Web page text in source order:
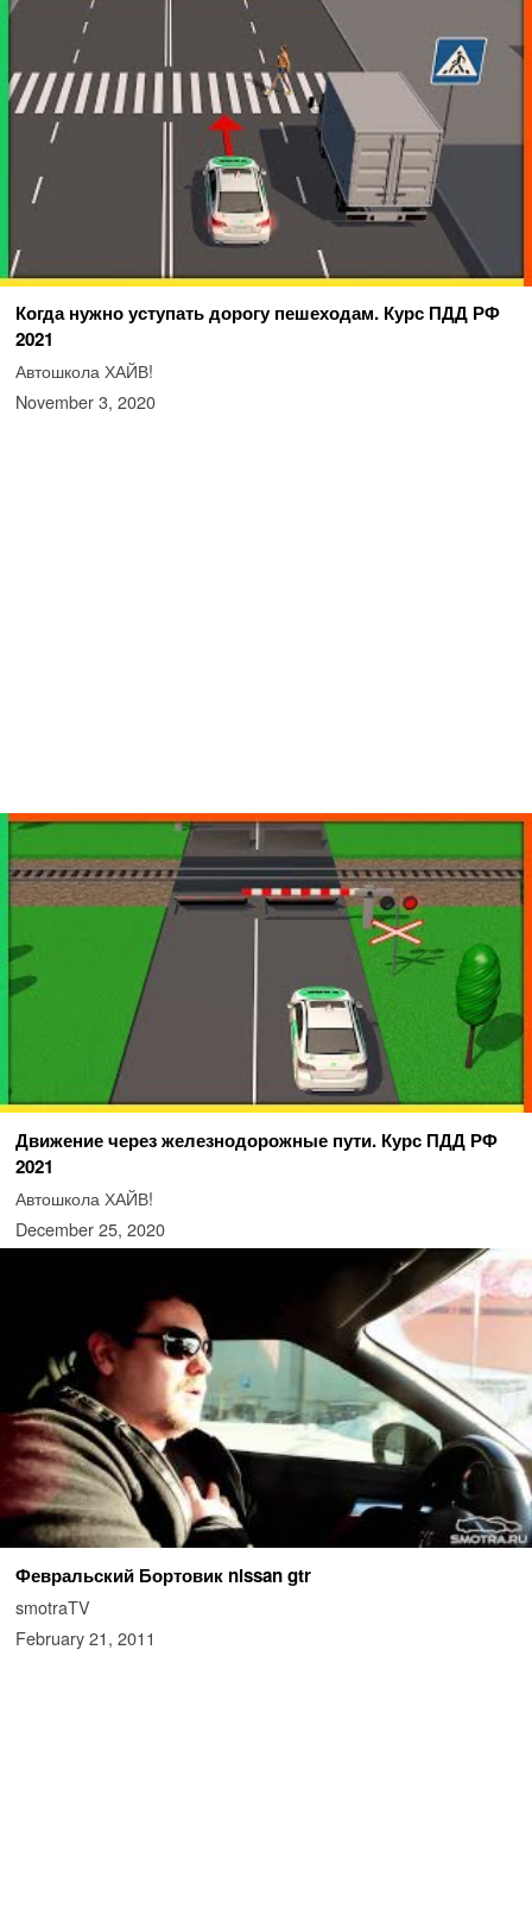
Когда нужно уступать дорогу пешеходам. Курс ПДД РФ
2021
Автошкола ХАЙВ!
November 3, 2020
Движение через железнодорожные пути. Курс ПДД РФ
2021
Автошкола ХАЙВ!
December 25, 2020
Февральский Бортовик nissan gtr
smotraTV
February 21, 2011